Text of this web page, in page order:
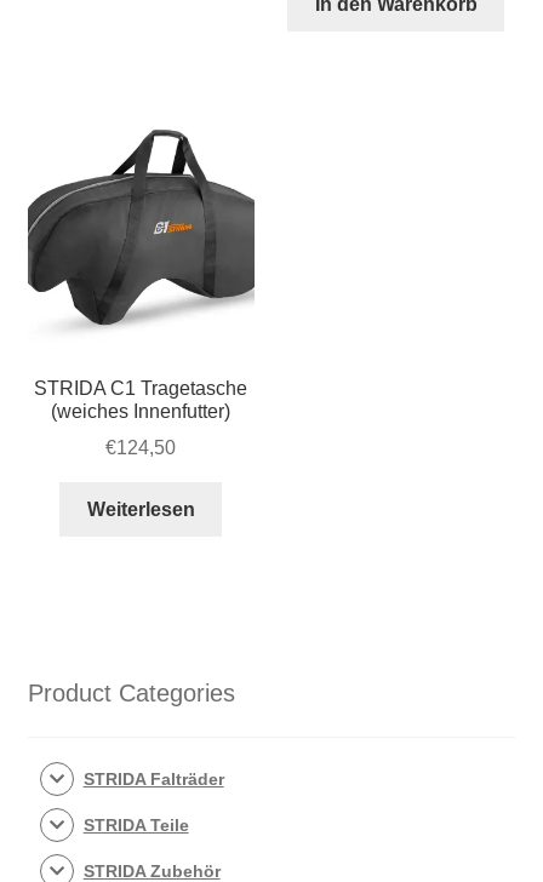
In den Warenkorb
STRIDA C1 Tragetasche
(weiches Innenfutter)
€124,50
Weiterlesen
Product Categories
STRIDA Falträder
STRIDA Teile
STRIDA Zubehör